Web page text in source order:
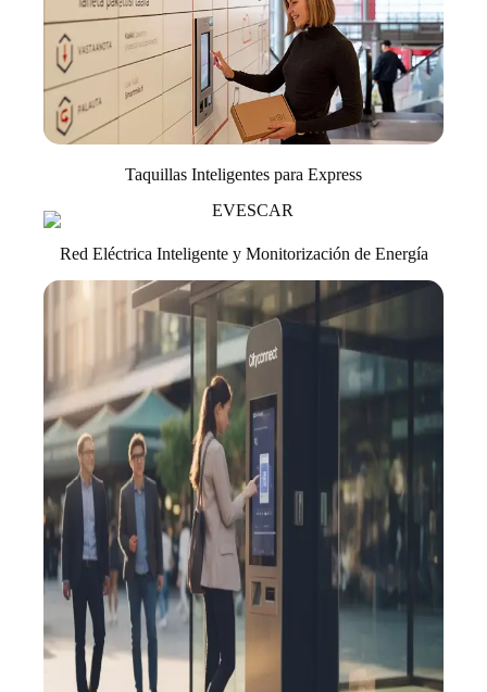
Taquillas Inteligentes para Express
Red Eléctrica Inteligente y Monitorización de Energía